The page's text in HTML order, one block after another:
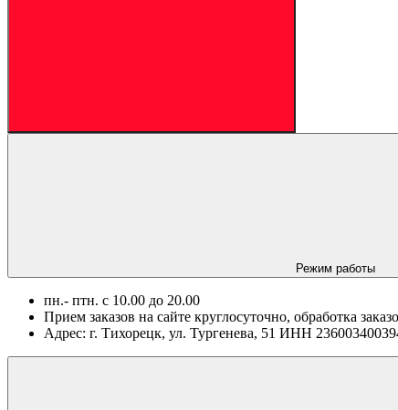
Режим работы
пн.- птн. c 10.00 до 20.00
Прием заказов на сайте круглосуточно, обработка
Адрес: г. Тихорецк, ул. Тургенева, 51 ИНН